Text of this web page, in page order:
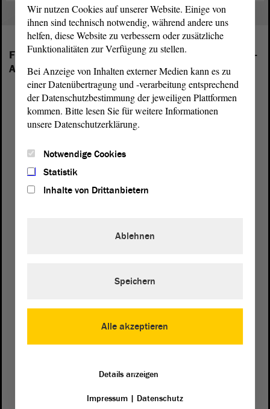
Folgende Fraktionen sind im Landtag von Sachsen-
Anhalt vertreten:
Wir nutzen Cookies auf unserer Website. Einige von
ihnen sind technisch notwendig, während andere uns
helfen, diese Website zu verbessern oder zusätzliche
Funktionalitäten zur Verfügung zu stellen.
Bei Anzeige von Inhalten externer Medien kann es zu
einer Datenübertragung und -verarbeitung entsprechend
der Datenschutzbestimmung der jeweiligen Plattformen
kommen. Bitte lesen Sie für weitere Informationen
unsere Datenschutzerklärung.
Notwendige Cookies
Statistik
Inhalte von Drittanbietern
Alle akzeptieren
Ablehnen
Speichern
Details anzeigen
Impressum| Datenschutz